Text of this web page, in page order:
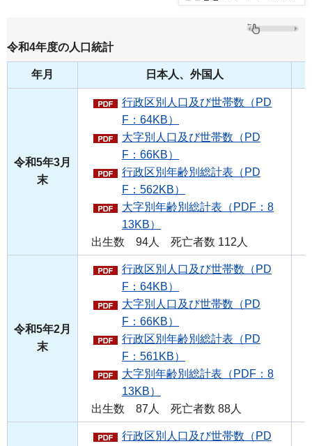
令和4年度の人口統計
年月 日本人、外国人
令和5年3月
末
行政区別人口及び世帯数（PD
F：64KB）
大字別人口及び世帯数（PD
F：66KB）
行政区別年齢別総計表（PD
F：562KB）
大字別年齢別総計表（PDF：8
13KB）
出生数 94人 死亡者数 112人
令和5年2月
末
行政区別人口及び世帯数（PD
F：64KB）
大字別人口及び世帯数（PD
F：66KB）
行政区別年齢別総計表（PD
F：561KB）
大字別年齢別総計表（PDF：8
13KB）
出生数 87人 死亡者数 88人
行政区別人口及び世帯数（PD